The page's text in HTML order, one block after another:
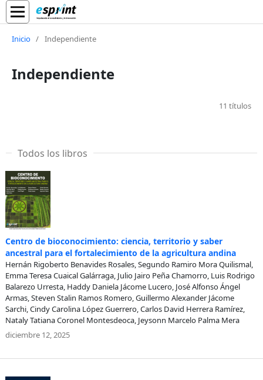
Inicio / Independiente
Independiente
11 títulos
Todos los libros
Centro de bioconocimiento: ciencia, territorio y saber
ancestral para el fortalecimiento de la agricultura andina
Hernán Rigoberto Benavides Rosales, Segundo Ramiro Mora Quilismal,
Emma Teresa Cuaical Galárraga, Julio Jairo Peña Chamorro, Luis Rodrigo
Balarezo Urresta, Haddy Daniela Jácome Lucero, José Alfonso Ángel
Armas, Steven Stalin Ramos Romero, Guillermo Alexander Jácome
Sarchi, Cindy Carolina López Guerrero, Carlos David Herrera Ramírez,
Nataly Tatiana Coronel Montesdeoca, Jeysonn Marcelo Palma Mera
diciembre 12, 2025